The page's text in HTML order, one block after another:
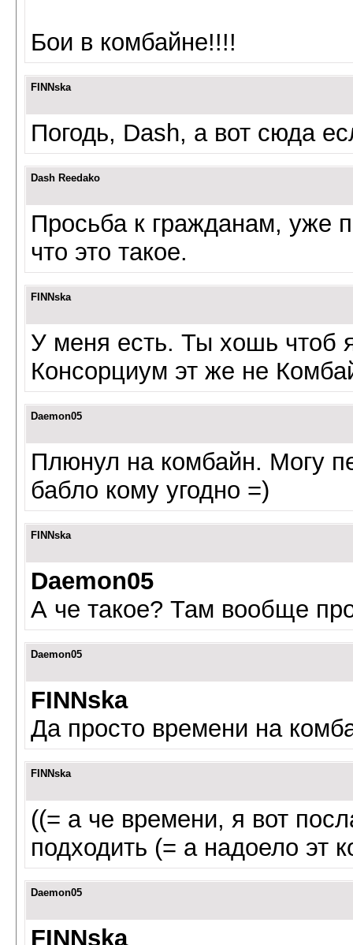
Бои в комбайне!!!!
FINNska
Погодь, Dash, а вот сюда
Dash Reedako
Просьба к гражданам, уже
что это такое.
FINNska
У меня есть. Ты хошь чтоб
Консорциум эт же не
Daemon05
Плюнул на комбайн. Могу
бабло кому угодно =)
FINNska
Daemon05
А че такое? Там вообще
Daemon05
FINNska
Да просто времени на
FINNska
((= а че времени, я вот
подходить (= а надоело эт
Daemon05
FINNska